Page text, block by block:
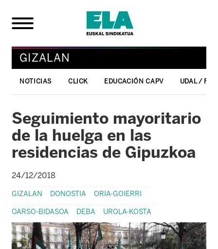
GIZALAN
NOTICIAS CLICK EDUCACIÓN CAPV UDAL /
Seguimiento mayoritario
de la huelga en las
residencias de Gipuzkoa
24/12/2018
GIZALAN DONOSTIA ORIA-GOIERRI
OARSO-BIDASOA DEBA UROLA-KOSTA